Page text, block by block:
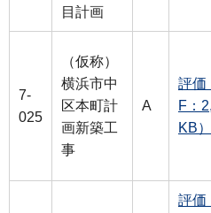
目計画
7-
025
（仮称）
横浜市中
区本町計
画新築工
事
A
評価
F：
KB）
評価